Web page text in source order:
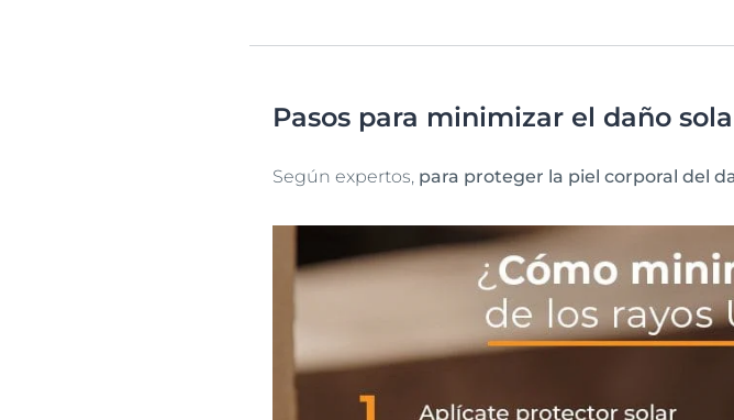
Pasos para minimizar el daño
Según expertos, para proteger la piel corporal del